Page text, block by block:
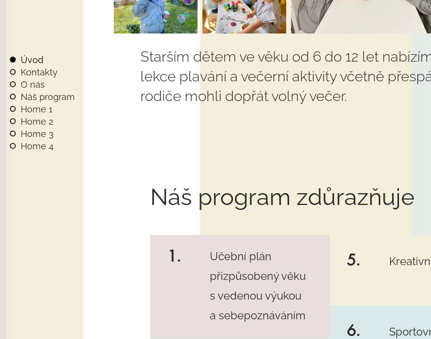
Úvod
Kontakty
O nás
Náš program
Home 1
Home 2
Home 3
Home 4
Starším dětem ve věku od 6 do 12 let
lekce plavání a večerní aktivity včetně
rodiče mohli dopřát volný večer.
Náš program zdůrazňuje
1.
Učební plán
přizpůsobený věku
s vedenou výukou
a sebepoznáváním
5.
6.